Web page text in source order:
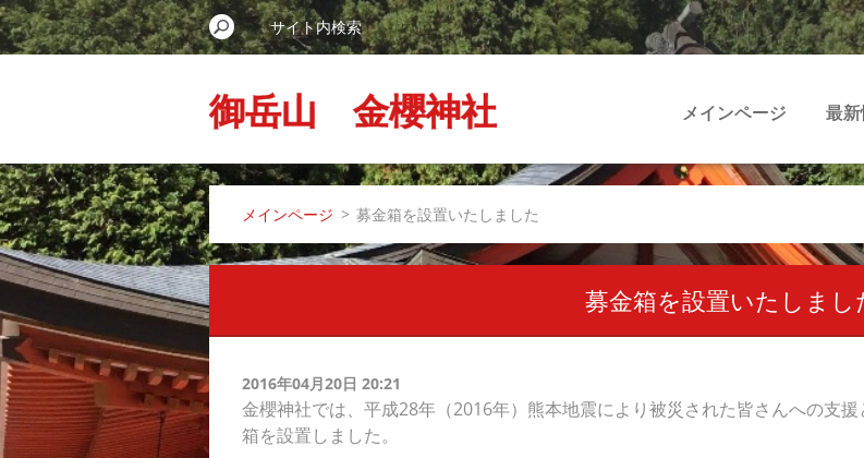
御岳山 金櫻神社 メインページ 最
メインページ > 募金箱を設置いたしました
募金箱を設置いたしまし
2016年04月20日 20:21
金櫻神社では、平成28年（2016年）熊本地震により被災された皆さんへの支
箱を設置しました。